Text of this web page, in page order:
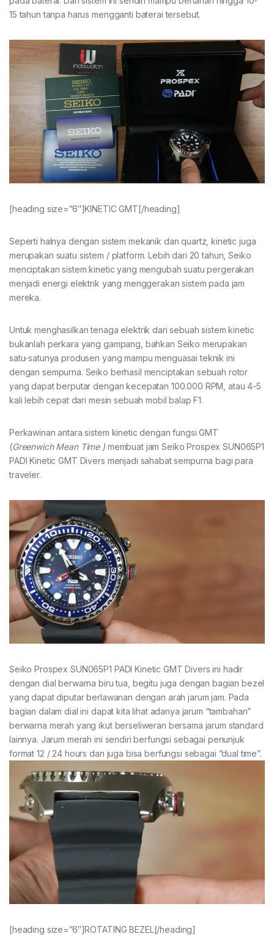
15 tahun tanpa harus mengganti baterai tersebut.
[heading size=”6″]KINETIC GMT[/heading]
Seperti halnya dengan sistem mekanik dan quartz, kinetic juga
merupakan suatu sistem / platform. Lebih dari 20 tahun, Seiko
menciptakan sistem kinetic yang mengubah suatu pergerakan
menjadi energi elektrik yang menggerakan sistem pada jam
mereka.
Untuk menghasilkan tenaga elektrik dari sebuah sistem kinetic
bukanlah perkara yang gampang, bahkan Seiko merupakan
satu-satunya produsen yang mampu menguasai teknik ini
dengan sempurna. Seiko berhasil menciptakan sebuah rotor
yang dapat berputar dengan kecepatan 100.000 RPM, atau 4-5
kali lebih cepat dari mesin sebuah mobil balap F1.
Perkawinan antara sistem kinetic dengan fungsi GMT
(Greenwich Mean Time ) membuat jam Seiko Prospex SUN065P1
PADI Kinetic GMT Divers menjadi sahabat sempurna bagi para
traveler.
Seiko Prospex SUN065P1 PADI Kinetic GMT Divers ini hadir
dengan dial berwarna biru tua, begitu juga dengan bagian bezel
yang dapat diputar berlawanan dengan arah jarum jam. Pada
bagian dalam dial ini dapat kita lihat adanya jarum “tambahan”
berwarna merah yang ikut berseliweran bersama jarum standard
lainnya. Jarum merah ini sendiri berfungsi sebagai penunjuk
format 12 / 24 hours dan juga bisa berfungsi sebagai “dual time”.
[heading size=”6″]ROTATING BEZEL[/heading]